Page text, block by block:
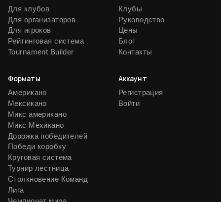
Для клубов
Для организаторов
Для игроков
Рейтинговая система
Tournament Builder
Клубы
Руководство
Цены
Блог
Контакты
Форматы
Американо
Мексикано
Микс американо
Микс Мехикано
Дорожка победителей
Победи коробку
Круговая система
Турнир лестница
Столкновение Команд
Лига
Аккаунт
Регистрация
Войти